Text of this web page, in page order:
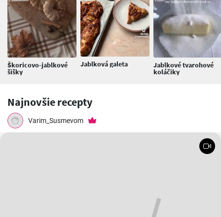
Škoricovo-jablkové
šišky
Jablková galeta Jablkové tvarohové
koláčiky
Najnovšie recepty
Varim_Susmevom